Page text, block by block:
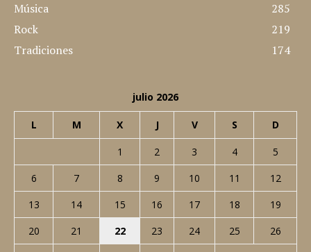
Música
285
Rock
219
Tradiciones
174
julio 2026
L M X J V S D
1 2 3 4
5
6
7 8 9 10 11
12
13
14 15 16 17 18
19
20
21 22 23 24 25
26